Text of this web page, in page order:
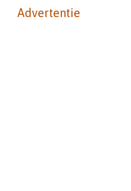
Advertentie